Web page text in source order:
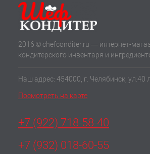
2016 © chefconditer.ru — интернет-
кондитерского инвентаря и
Наш адрес: 454000, г. Челябинск, ул.40
Посмотреть на карте
+7 (922) 718-58-40
+7 (932) 018-60-55